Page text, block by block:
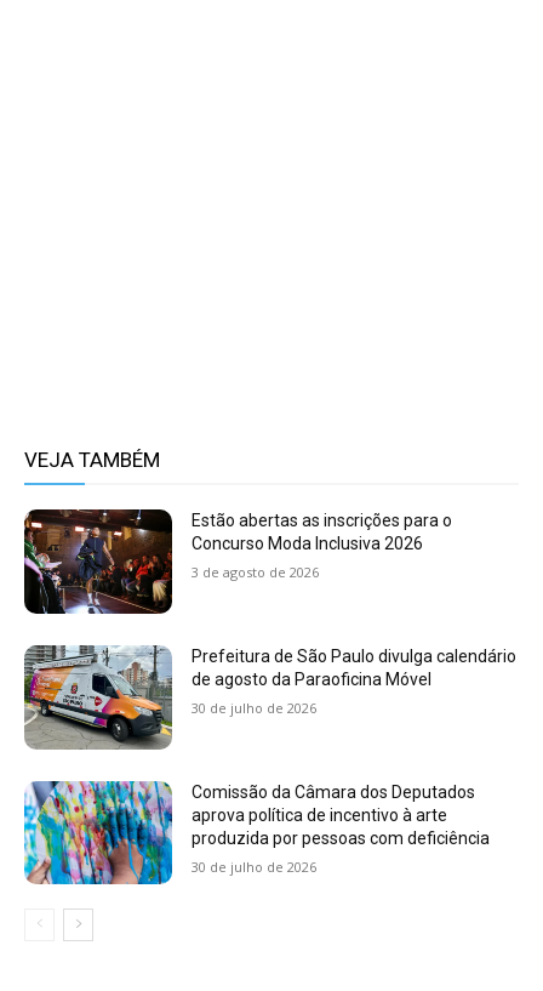
VEJA TAMBÉM
Estão abertas as inscrições para o
Concurso Moda Inclusiva 2026
3 de agosto de 2026
Prefeitura de São Paulo divulga calendário
de agosto da Paraoficina Móvel
30 de julho de 2026
Comissão da Câmara dos Deputados
aprova política de incentivo à arte
produzida por pessoas com deficiência
30 de julho de 2026